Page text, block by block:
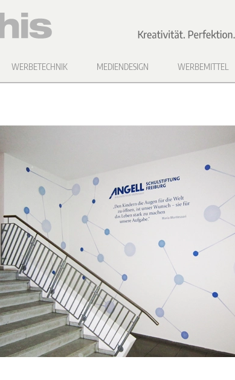
WERBETECHNIK MEDIENDESIGN WERBEMITTEL